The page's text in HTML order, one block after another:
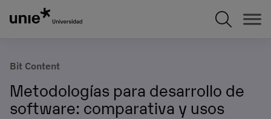
Bit Content
Metodologías para desarrollo de
software: comparativa y usos